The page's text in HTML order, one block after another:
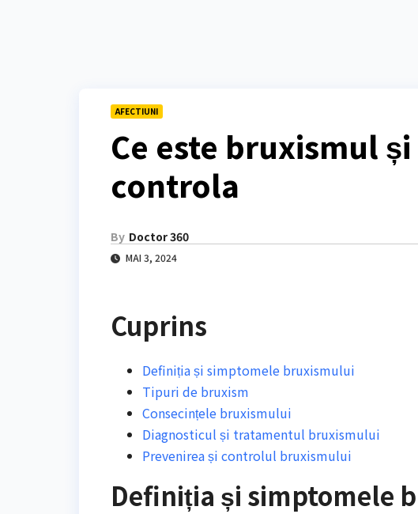
AFECTIUNI
Ce este bruxismul
controla
By Doctor 360
MAI 3, 2024
Cuprins
Definiția și simptomele bruxismului
Tipuri de bruxism
Consecințele bruxismului
Diagnosticul și tratamentul bruxismului
Prevenirea și controlul bruxismului
Definiția și simptomele